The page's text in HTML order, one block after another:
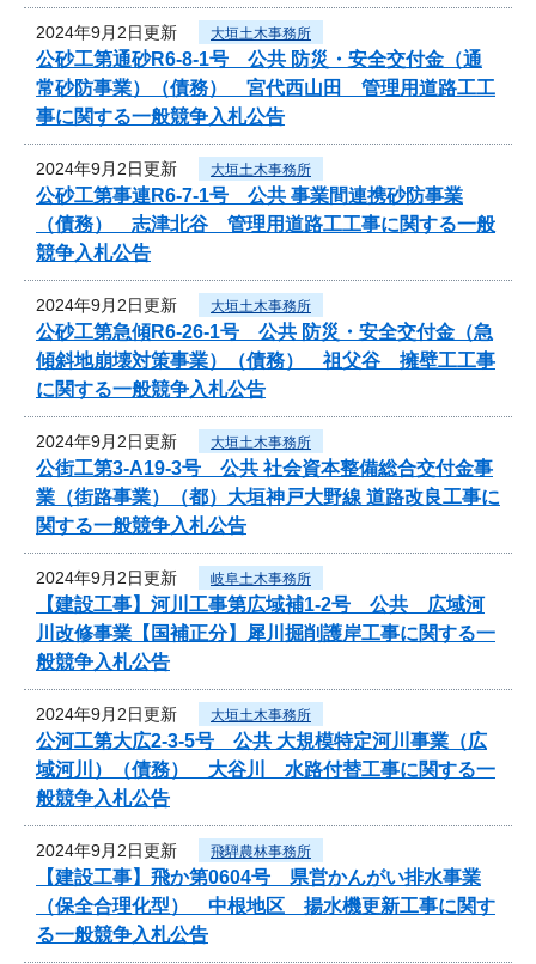
2024年9月2日更新 大垣土木事務所
公砂工第通砂R6-8-1号 公共 防災・安全交付金（通
常砂防事業）（債務） 宮代西山田 管理用道路工工
事に関する一般競争入札公告
2024年9月2日更新 大垣土木事務所
公砂工第事連R6-7-1号 公共 事業間連携砂防事業
（債務） 志津北谷 管理用道路工工事に関する一般
競争入札公告
2024年9月2日更新 大垣土木事務所
公砂工第急傾R6-26-1号 公共 防災・安全交付金（急
傾斜地崩壊対策事業）（債務） 祖父谷 擁壁工工事
に関する一般競争入札公告
2024年9月2日更新 大垣土木事務所
公街工第3-A19-3号 公共 社会資本整備総合交付金事
業（街路事業）（都）大垣神戸大野線 道路改良工事に
関する一般競争入札公告
2024年9月2日更新 岐阜土木事務所
【建設工事】河川工事第広域補1-2号 公共 広域河
川改修事業【国補正分】犀川掘削護岸工事に関する一
般競争入札公告
2024年9月2日更新 大垣土木事務所
公河工第大広2-3-5号 公共 大規模特定河川事業（広
域河川）（債務） 大谷川 水路付替工事に関する一
般競争入札公告
2024年9月2日更新 飛騨農林事務所
【建設工事】飛か第0604号 県営かんがい排水事業
（保全合理化型） 中根地区 揚水機更新工事に関す
る一般競争入札公告